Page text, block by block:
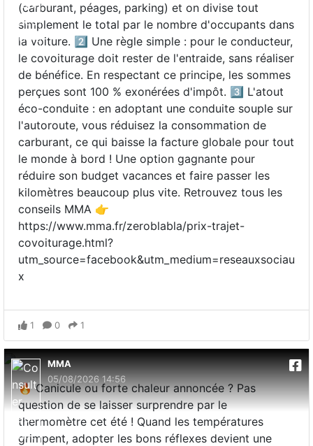
(carburant, péages, parking) et on divise tout
simplement le total par le nombre d'occupants dans
la voiture. 2️⃣ Une règle simple : pour le conducteur,
le covoiturage doit rester de l'entraide, sans réaliser
de bénéfice. En respectant ce principe, les sommes
perçues sont 100 % exonérées d'impôt. 3️⃣ L'atout
éco-conduite : en adoptant une conduite souple sur
l'autoroute, vous réduisez la consommation de
carburant, ce qui baisse la facture globale pour tout
le monde à bord ! Une option gagnante pour
réduire son budget vacances et faire passer les
kilomètres beaucoup plus vite. Retrouvez tous les
conseils MMA 👉
https://www.mma.fr/zeroblabla/prix-trajet-
covoiturage.html?
utm_source=facebook&utm_medium=reseauxsociau
x
1 0 1
MMA
05/08/2026 14:56
🔥 Canicule ou forte chaleur annoncée ? Pas
question de se laisser surprendre par le
thermomètre cet été ! Quand les températures
grimpent, adopter les bons réflexes devient une